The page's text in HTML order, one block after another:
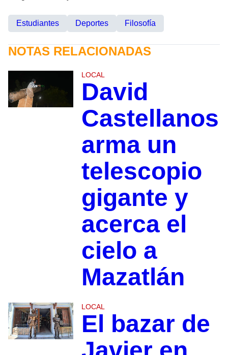
Estudiantes Deportes Filosofía
NOTAS RELACIONADAS
LOCAL
David
Castellanos
arma un
telescopio
gigante y
acerca el
cielo a
Mazatlán
LOCAL
El bazar de